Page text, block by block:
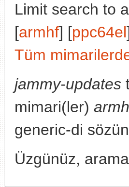
Limit search to
[armhf] [ppc64el
Tüm
jammy-updates
mimari(ler)
generic-di
Üzgünüz,